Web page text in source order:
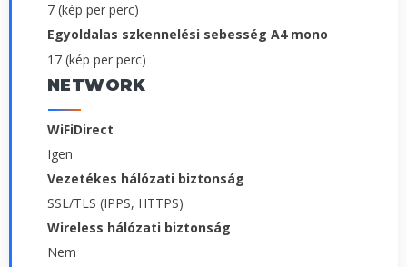
7 (kép per perc)
Egyoldalas szkennelési sebesség A4 mono
17 (kép per perc)
NETWORK
WiFiDirect
Igen
Vezetékes hálózati biztonság
SSL/TLS (IPPS, HTTPS)
Wireless hálózati biztonság
Nem